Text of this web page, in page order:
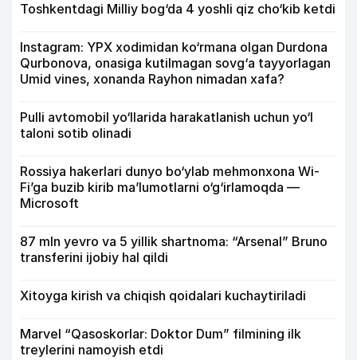
Toshkentdagi Milliy bog‘da 4 yoshli qiz cho‘kib ketdi
Instagram: YPX xodimidan ko‘rmana olgan Durdona
Qurbonova, onasiga kutilmagan sovg‘a tayyorlagan
Umid vines, xonanda Rayhon nimadan xafa?
Pulli avtomobil yo‘llarida harakatlanish uchun yo‘l
taloni sotib olinadi
Rossiya hakerlari dunyo bo‘ylab mehmonxona Wi-
Fi’ga buzib kirib ma’lumotlarni o‘g‘irlamoqda —
Microsoft
87 mln yevro va 5 yillik shartnoma: “Arsenal” Bruno
transferini ijobiy hal qildi
Xitoyga kirish va chiqish qoidalari kuchaytiriladi
Marvel “Qasoskorlar: Doktor Dum” filmining ilk
treylerini namoyish etdi